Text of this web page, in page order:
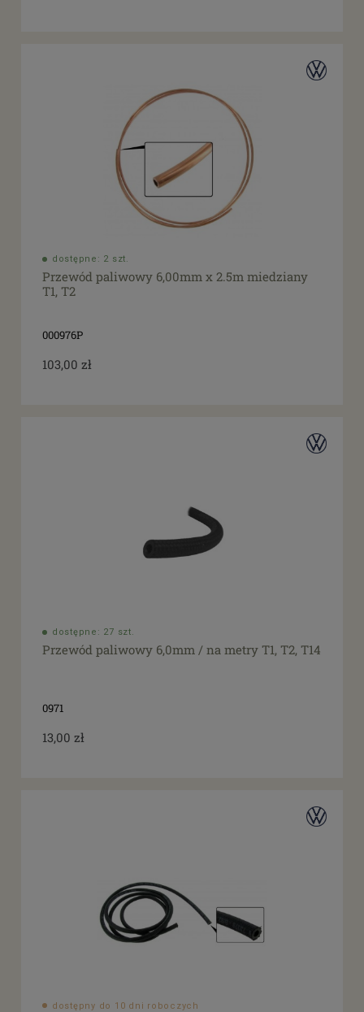
dostępne: 2 szt.
Przewód paliwowy 6,00mm x 2.5m miedziany
T1, T2
000976P
103,00 zł
dostępne: 27 szt.
Przewód paliwowy 6,0mm / na metry T1, T2, T14
0971
13,00 zł
dostępny do 10 dni roboczych